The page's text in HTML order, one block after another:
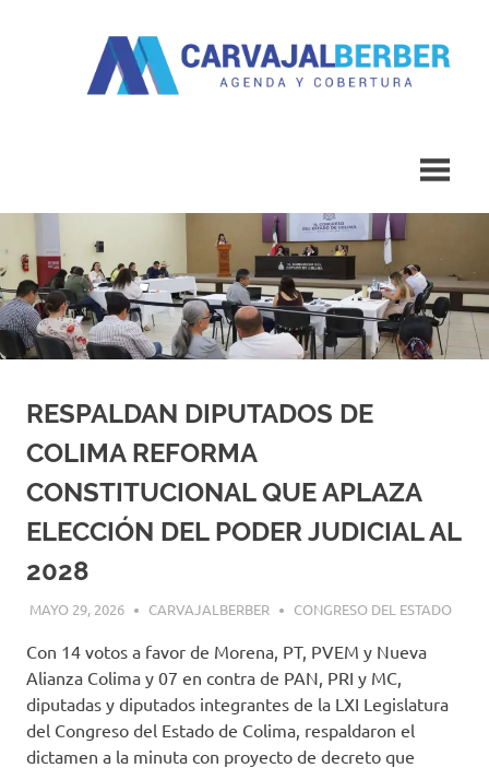
RESPALDAN DIPUTADOS DE
COLIMA REFORMA
CONSTITUCIONAL QUE APLAZA
ELECCIÓN DEL PODER JUDICIAL AL
2028
MAYO 29, 2026 CARVAJALBERBER CONGRESO DEL ESTADO
Con 14 votos a favor de Morena, PT, PVEM y Nueva
Alianza Colima y 07 en contra de PAN, PRI y MC,
diputadas y diputados integrantes de la LXI Legislatura
del Congreso del Estado de Colima, respaldaron el
dictamen a la minuta con proyecto de decreto que